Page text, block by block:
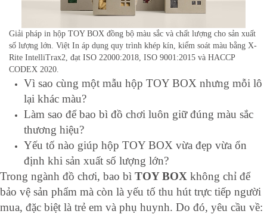
Giải pháp in hộp TOY BOX đồng bộ màu sắc và chất lượng cho sản xuất
số lượng lớn. Việt In áp dụng quy trình khép kín, kiểm soát màu bằng X-
Rite IntelliTrax2, đạt ISO 22000:2018, ISO 9001:2015 và HACCP
CODEX 2020.
Vì sao cùng một mẫu hộp TOY BOX nhưng mỗi lô
lại khác màu?
Làm sao để bao bì đồ chơi luôn giữ đúng màu sắc
thương hiệu?
Yếu tố nào giúp hộp TOY BOX vừa đẹp vừa ổn
định khi sản xuất số lượng lớn?
Trong ngành đồ chơi, bao bì TOY BOX không chỉ để
bảo vệ sản phẩm mà còn là yếu tố thu hút trực tiếp người
mua, đặc biệt là trẻ em và phụ huynh. Do đó, yêu cầu về: